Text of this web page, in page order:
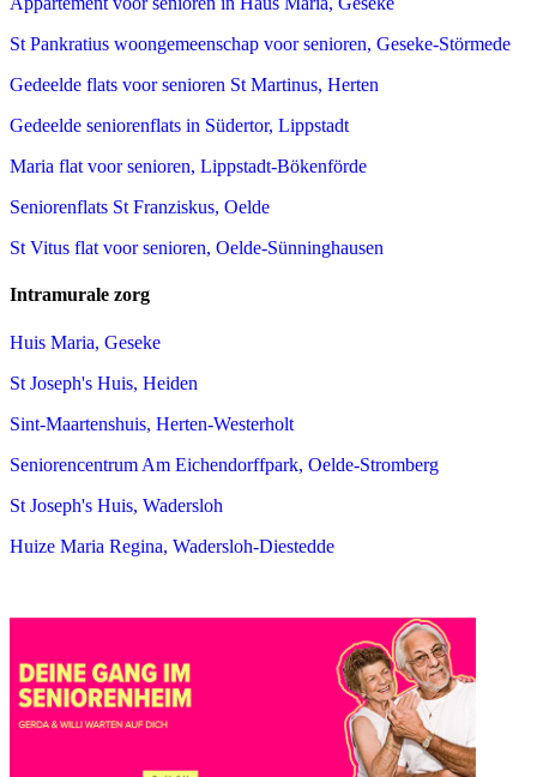
St Pankratius woongemeenschap voor senioren, Geseke-Störmede
Gedeelde flats voor senioren St Martinus, Herten
Gedeelde seniorenflats in Südertor, Lippstadt
Maria flat voor senioren, Lippstadt-Bökenförde
Seniorenflats St Franziskus, Oelde
St Vitus flat voor senioren, Oelde-Sünninghausen
Intramurale zorg
Huis Maria, Geseke
St Joseph's Huis, Heiden
Sint-Maartenshuis, Herten-Westerholt
Seniorencentrum Am Eichendorffpark, Oelde-Stromberg
St Joseph's Huis, Wadersloh
Huize Maria Regina, Wadersloh-Diestedde